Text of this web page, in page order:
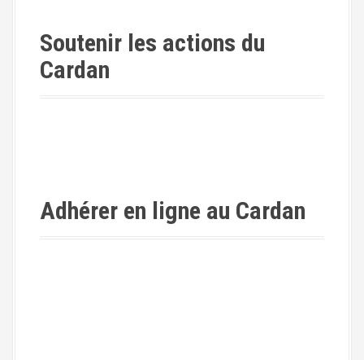
Soutenir les actions du
Cardan
Adhérer en ligne au Cardan